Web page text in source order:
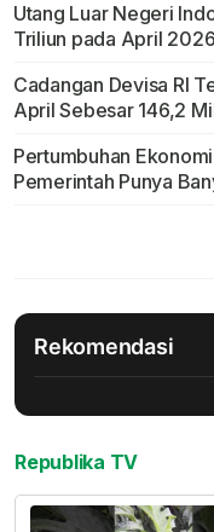
Utang Luar Negeri
Triliun pada April 2026
Cadangan Devisa RI
April Sebesar 146,2
Pertumbuhan
Pemerintah Punya
Rekomendasi
Republika TV